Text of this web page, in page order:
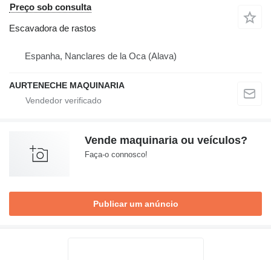
Preço sob consulta
Escavadora de rastos
Espanha, Nanclares de la Oca (Alava)
AURTENECHE MAQUINARIA
Vende maquinaria ou veículos?
Faça-o connosco!
Publicar um anúncio